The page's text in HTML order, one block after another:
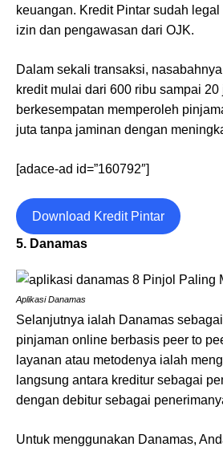
keuangan. Kredit Pintar sudah
izin dan pengawasan dari OJK.
Dalam sekali transaksi,
kredit mulai dari 600 ribu sampai 20
berkesempatan memperoleh
juta tanpa jaminan dengan
[adace-ad id=”160792″]
Download Kredit Pintar
5. Danamas
Aplikasi Danamas
Selanjutnya ialah Danamas
pinjaman online berbasis peer to
layanan atau metodenya ialah
langsung antara kreditur sebagai
dengan debitur sebagai
Untuk menggunakan Danamas,